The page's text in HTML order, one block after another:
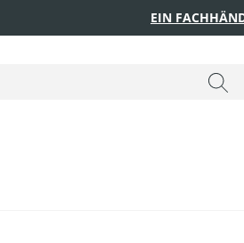
EIN